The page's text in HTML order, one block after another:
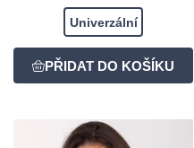
Univerzální